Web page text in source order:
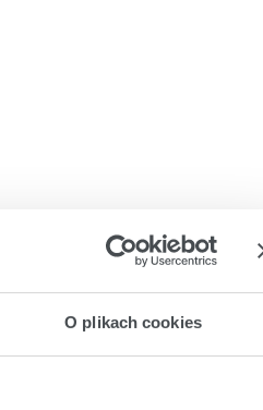
O plikach cookies